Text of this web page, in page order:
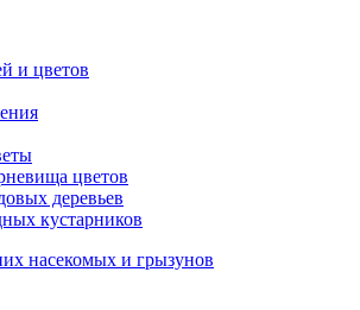
и цветов
цветов
деревьев
кустарников
насекомых и грызунов